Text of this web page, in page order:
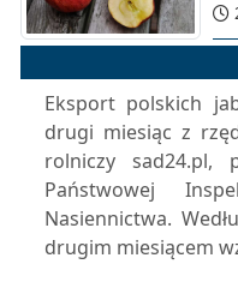
Eksport polskich
drugi miesiąc z
rolniczy sad24.pl,
Państwowej
Nasiennictwa.
drugim miesiącem